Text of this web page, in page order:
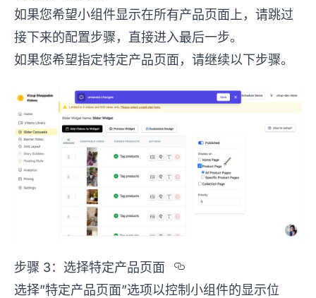
如果您希望小组件显示在所有产品页面上，请跳过
接下来的配置步骤，直接进入最后一步。
如果您希望指定特定产品页面，请继续以下步骤。
步骤 3：选择特定产品页面
Section titled
选择”特定产品页面”选项以控制小组件的显示位